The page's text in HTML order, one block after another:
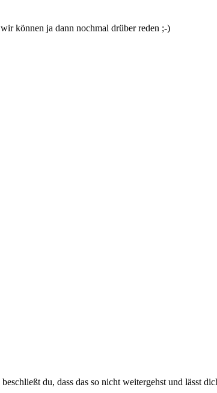
können ja dann nochmal drüber reden ;-)
du, dass das so nicht weitergehst und lässt